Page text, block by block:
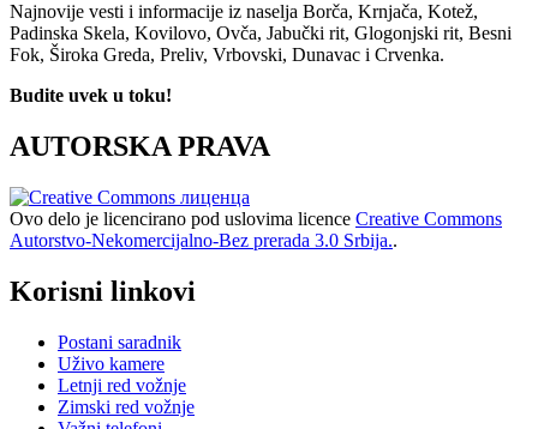
Najnovije vesti i informacije iz naselja Borča, Krnjača, Kotež,
Padinska Skela, Kovilovo, Ovča, Jabučki rit, Glogonjski rit, Besni
Fok, Široka Greda, Preliv, Vrbovski, Dunavac i Crvenka.
Budite uvek u toku!
AUTORSKA PRAVA
Ovo delo je licencirano pod uslovima licence Creative Commons
Autorstvo-Nekomercijalno-Bez prerada 3.0 Srbija..
Korisni linkovi
Postani saradnik
Uživo kamere
Letnji red vožnje
Zimski red vožnje